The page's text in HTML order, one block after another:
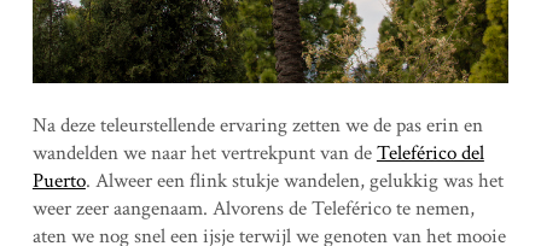
Na deze teleurstellende ervaring zetten we de pas erin en
wandelden we naar het vertrekpunt van deTeleférico del
Puerto. Alweer een flink stukje wandelen, gelukkig was het
weer zeer aangenaam. Alvorens de Teleférico te nemen,
aten we nog snel een ijsje terwijl we genoten van het mooie